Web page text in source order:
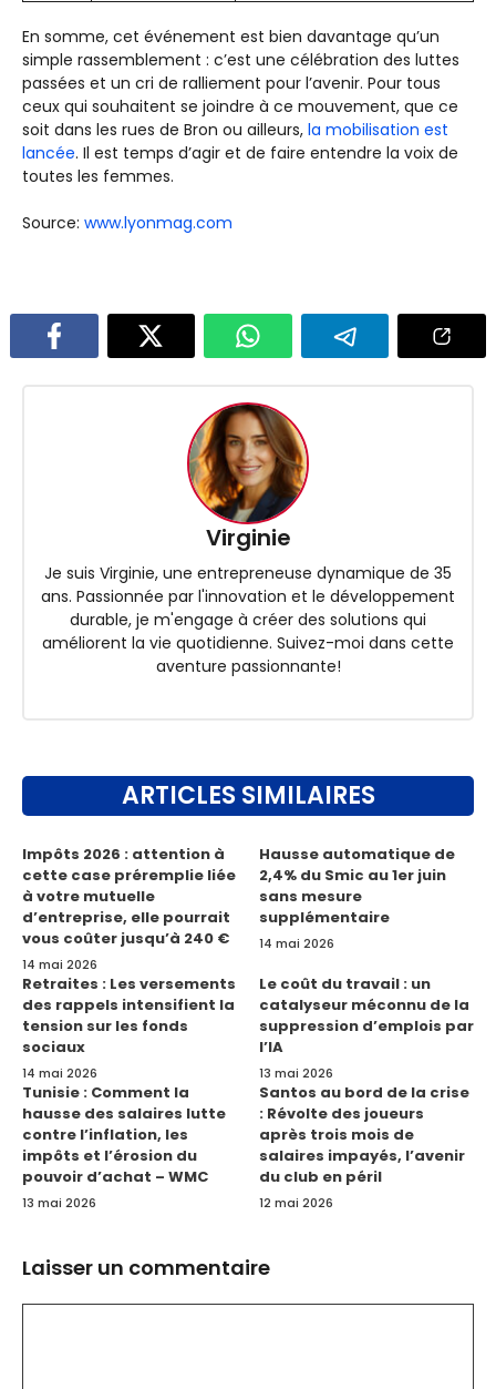
En somme, cet événement est bien davantage qu’un
simple rassemblement : c’est une célébration des luttes
passées et un cri de ralliement pour l’avenir. Pour tous
ceux qui souhaitent se joindre à ce mouvement, que ce
soit dans les rues de Bron ou ailleurs, la mobilisation est
lancée. Il est temps d’agir et de faire entendre la voix de
toutes les femmes.
Source: www.lyonmag.com
Virginie
Je suis Virginie, une entrepreneuse dynamique de 35
ans. Passionnée par l'innovation et le développement
durable, je m'engage à créer des solutions qui
améliorent la vie quotidienne. Suivez-moi dans cette
aventure passionnante!
ARTICLES SIMILAIRES
Impôts 2026 : attention à
cette case préremplie liée
à votre mutuelle
d’entreprise, elle pourrait
vous coûter jusqu’à 240 €
14 mai 2026
Hausse automatique de
2,4% du Smic au 1er juin
sans mesure
supplémentaire
14 mai 2026
Retraites : Les versements
des rappels intensifient la
tension sur les fonds
sociaux
14 mai 2026
Le coût du travail : un
catalyseur méconnu de la
suppression d’emplois par
l’IA
13 mai 2026
Tunisie : Comment la
hausse des salaires lutte
contre l’inflation, les
impôts et l’érosion du
pouvoir d’achat – WMC
13 mai 2026
Santos au bord de la crise
: Révolte des joueurs
après trois mois de
salaires impayés, l’avenir
du club en péril
12 mai 2026
Laisser un commentaire